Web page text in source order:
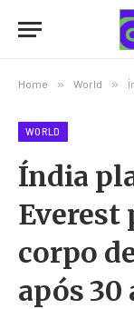
Home » World »
WORLD
Índia
Everest
corpo
após 30